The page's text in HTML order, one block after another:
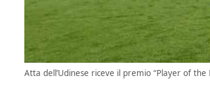
Atta dell’Udinese riceve il premio “Player of